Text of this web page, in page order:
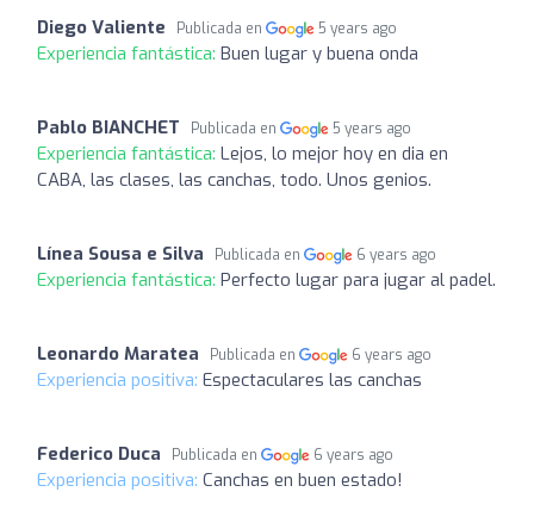
Diego Valiente Publicada en 5 years ago
Experiencia fantástica: Buen lugar y buena onda
Pablo BIANCHET Publicada en 5 years ago
Experiencia fantástica: Lejos, lo mejor hoy en dia en
CABA, las clases, las canchas, todo. Unos genios.
Línea Sousa e Silva Publicada en 6 years ago
Experiencia fantástica: Perfecto lugar para jugar al padel.
Leonardo Maratea Publicada en 6 years ago
Experiencia positiva: Espectaculares las canchas
Federico Duca Publicada en 6 years ago
Experiencia positiva: Canchas en buen estado!